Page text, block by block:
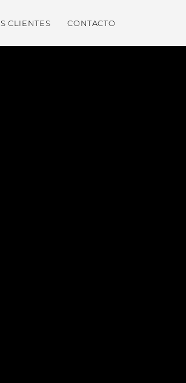
CLIENTES CONTACTO